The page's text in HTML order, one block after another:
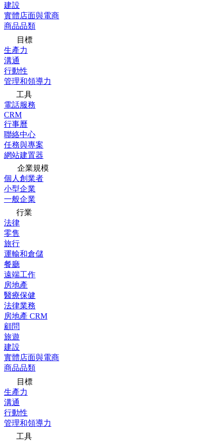
建設
實體店面與電商
商品品類
目標
生產力
溝通
行動性
管理和領導力
工具
電話服務
CRM
行事曆
聯絡中心
任務與專案
網站建置器
企業規模
個人創業者
小型企業
一般企業
行業
法律
零售
旅行
運輸和倉儲
餐廳
遠端工作
房地產
醫療保健
法律業務
房地產 CRM
顧問
旅遊
建設
實體店面與電商
商品品類
目標
生產力
溝通
行動性
管理和領導力
工具